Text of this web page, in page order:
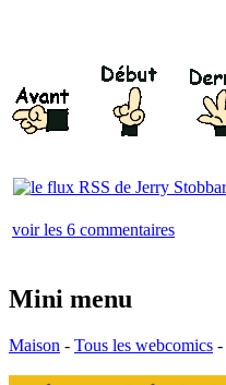
voir les 6 commentaires
Mini menu
Maison - Tous les webcomics -